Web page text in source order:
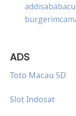
ADS
Toto Macau 5D
Slot Indosat